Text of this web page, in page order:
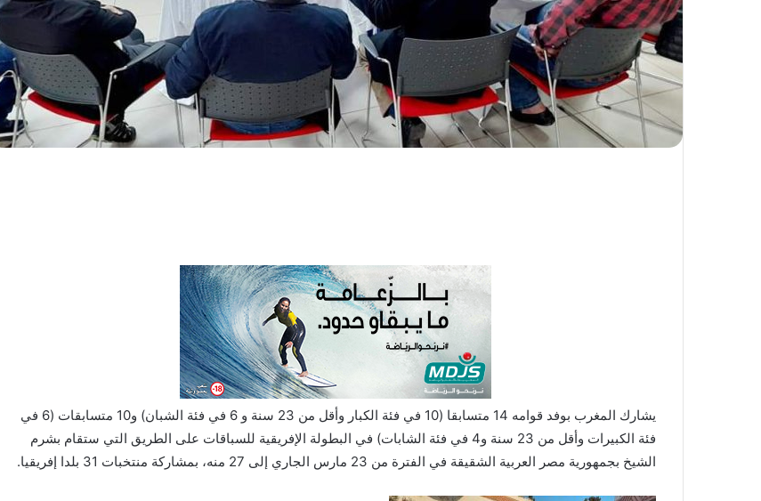
ا
يشارك المغرب بوفد قوامه 14 متسابقا (10 في فئة الكبار وأقل من 23 سنة و 6 في فئة الشبان) و10 متسابقات (6 في
فئة الكبيرات وأقل من 23 سنة و4 في فئة الشابات) في البطولة الإفريقية للسباقات على الطريق التي ستقام بشرم
الشيخ بجمهورية مصر العربية الشقيقة في الفترة من 23 مارس الجاري إلى 27 منه، بمشاركة منتخبات 31 بلدا إفريقيا.